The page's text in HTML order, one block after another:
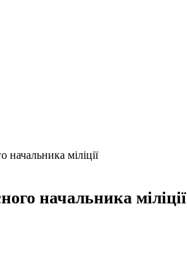
начальника міліції
начальника міліції